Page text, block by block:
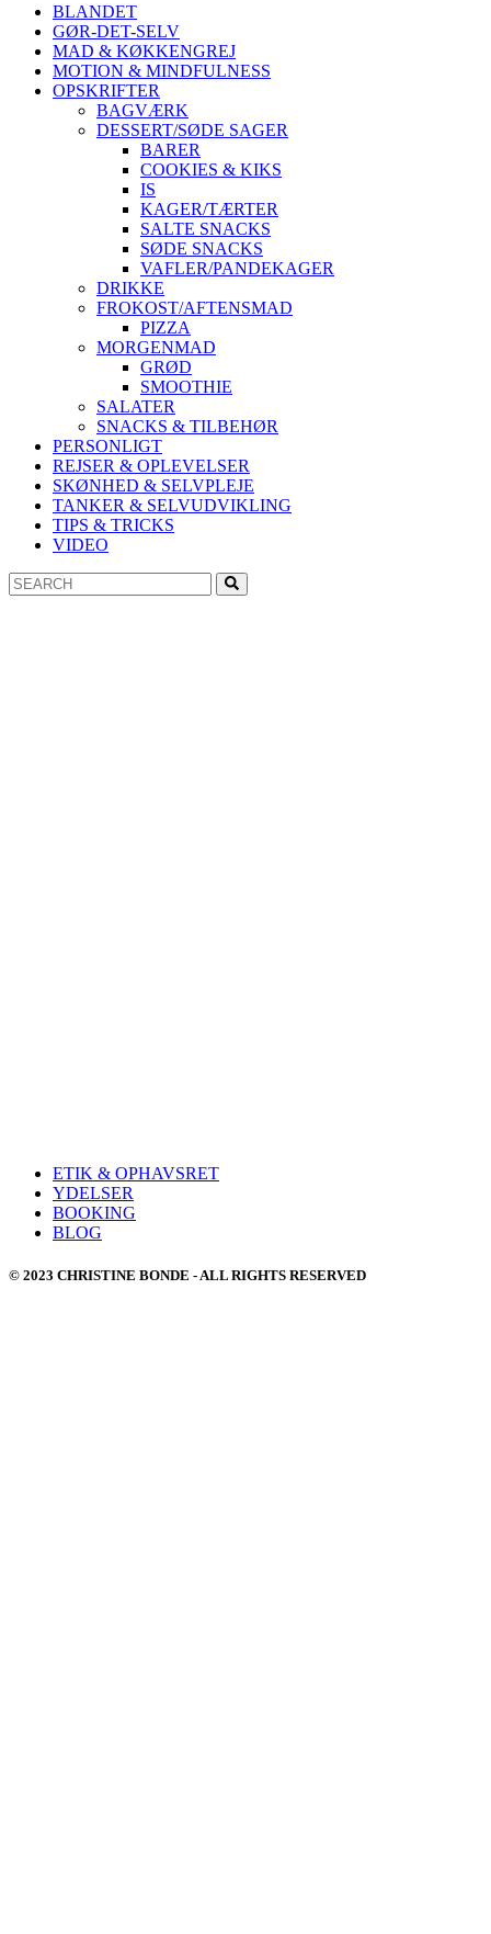
BLANDET
GØR-DET-SELV
MAD & KØKKENGREJ
MOTION & MINDFULNESS
OPSKRIFTER
BAGVÆRK
DESSERT/SØDE SAGER
BARER
COOKIES & KIKS
IS
KAGER/TÆRTER
SALTE SNACKS
SØDE SNACKS
VAFLER/PANDEKAGER
DRIKKE
FROKOST/AFTENSMAD
PIZZA
MORGENMAD
GRØD
SMOOTHIE
SALATER
SNACKS & TILBEHØR
PERSONLIGT
REJSER & OPLEVELSER
SKØNHED & SELVPLEJE
TANKER & SELVUDVIKLING
TIPS & TRICKS
VIDEO
Search
for:
ETIK & OPHAVSRET
YDELSER
BOOKING
BLOG
© 2023 CHRISTINE BONDE - ALL RIGHTS RESERVED